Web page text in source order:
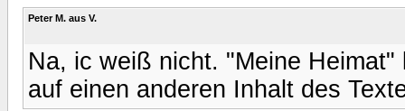
Peter M. aus V.
Na, ic weiß nicht. "Meine
auf einen anderen Inhalt des